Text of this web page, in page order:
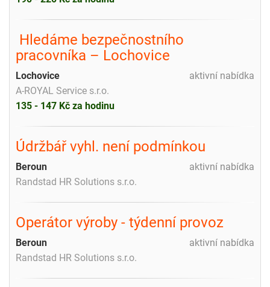
️ Hledáme bezpečnostního
pracovníka – Lochovice
aktivní nabídka
Lochovice
A-ROYAL Service s.r.o.
135 - 147 Kč za hodinu
Údržbář vyhl. není podmínkou
aktivní nabídka
Beroun
Randstad HR Solutions s.r.o.
Operátor výroby - týdenní provoz
aktivní nabídka
Beroun
Randstad HR Solutions s.r.o.